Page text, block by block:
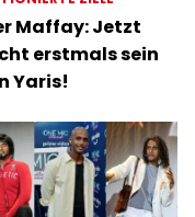
Maffay: Jetzt
erstmals sein
Yaris!